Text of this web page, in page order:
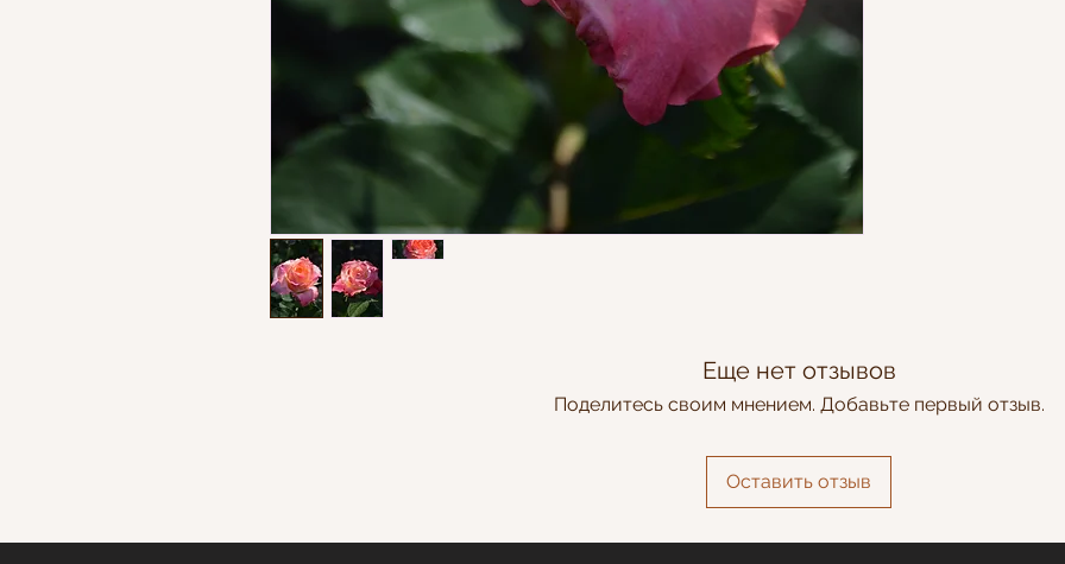
Еще нет отзывов
Поделитесь своим мнением. Добавьте первый отзыв.
Оставить отзыв